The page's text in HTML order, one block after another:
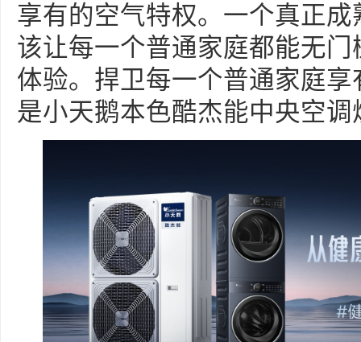
享有的空气特权。一个真正
该让每一个普通家庭都能无
体验。捍卫每一个普通家庭
是小天鹅本色酷杰能中央空